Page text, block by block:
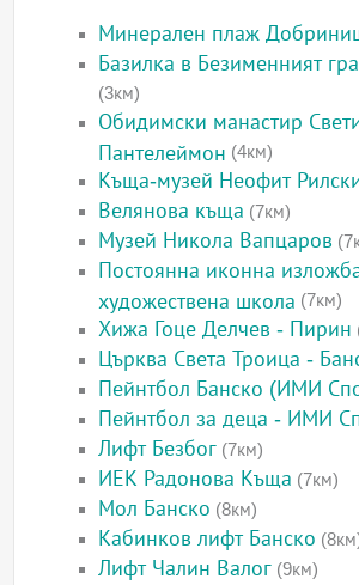
Минерален плаж
Базилка в Безименният
(3км)
Обидимски манастир
Пантелеймон (4км)
Къща-музей Неофит
Велянова къща (7км)
Музей Никола Вапцаров
Постоянна иконна
художествена школа (7км)
Хижа Гоце Делчев - Пирин
Църква Света Троица -
Пейнтбол Банско (ИМИ
Пейнтбол за деца - ИМИ
Лифт Безбог (7км)
ИЕК Радонова Къща (7км)
Мол Банско (8км)
Кабинков лифт Банско
Лифт Чалин Валог (9км)